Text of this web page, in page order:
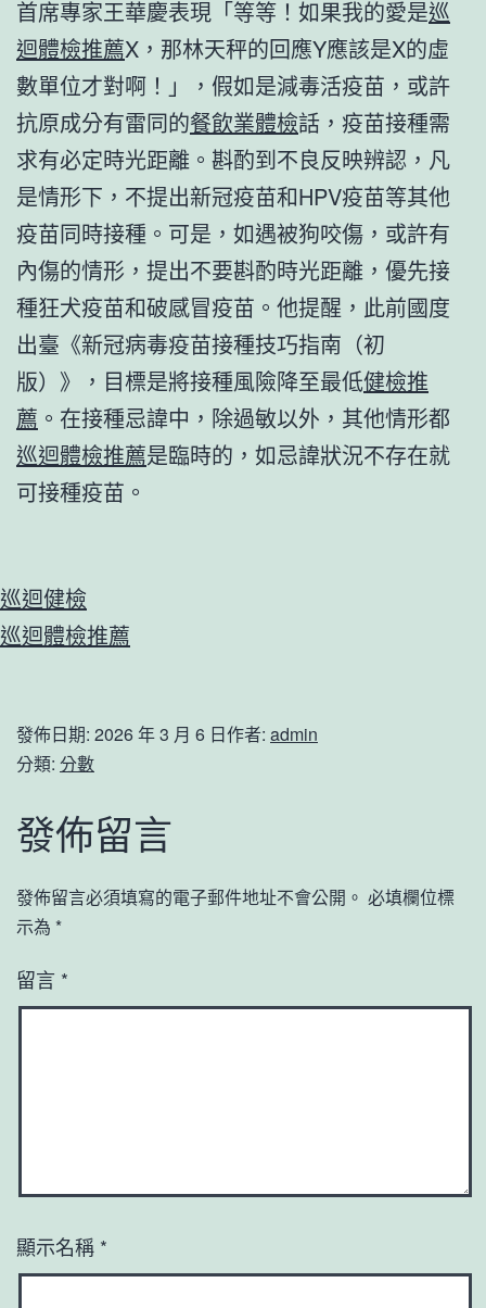
首席專家王華慶表現「等等！如果我的愛是巡
迴體檢推薦X，那林天秤的回應Y應該是X的虛
數單位才對啊！」，假如是減毒活疫苗，或許
抗原成分有雷同的餐飲業體檢話，疫苗接種需
求有必定時光距離。斟酌到不良反映辨認，凡
是情形下，不提出新冠疫苗和HPV疫苗等其他
疫苗同時接種。可是，如遇被狗咬傷，或許有
內傷的情形，提出不要斟酌時光距離，優先接
種狂犬疫苗和破感冒疫苗。他提醒，此前國度
出臺《新冠病毒疫苗接種技巧指南（初
版）》，目標是將接種風險降至最低健檢推
薦 。在接種忌諱中，除過敏以外，其他情形都
巡迴體檢推薦是臨時的，如忌諱狀況不存在就
可接種疫苗。
巡迴健檢
巡迴體檢推薦
發佈日期: 2026 年 3 月 6 日作者: admin
分類: 分數
發佈留言
發佈留言必須填寫的電子郵件地址不會公開。 必填欄位標
示為 *
留言 *
顯示名稱 *